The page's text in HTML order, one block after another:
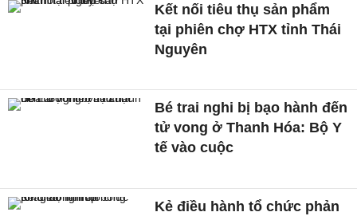
Kết nối tiêu thụ sản phẩm
tại phiên chợ HTX tỉnh Thái
Nguyên
Bé trai nghi bị bạo hành đến
tử vong ở Thanh Hóa: Bộ Y
tế vào cuộc
Kẻ điều hành tổ chức phản